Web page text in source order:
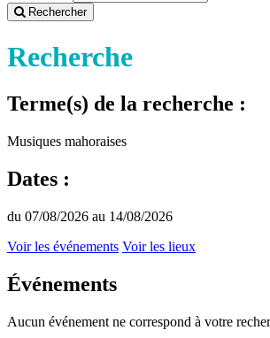
Rechercher
Recherche
Terme(s) de la recherche :
Musiques mahoraises
Dates :
du 07/08/2026 au 14/08/2026
Voir les événements Voir les lieux
Événements
Aucun événement ne correspond à votre